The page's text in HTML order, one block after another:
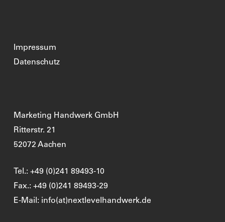
Impressum
Datenschutz
Marketing Handwerk GmbH
Ritterstr. 21
52072 Aachen
Tel.: +49 (0)241 89493-10
Fax.: +49 (0)241 89493-29
E-Mail: info(at)nextlevelhandwerk.de